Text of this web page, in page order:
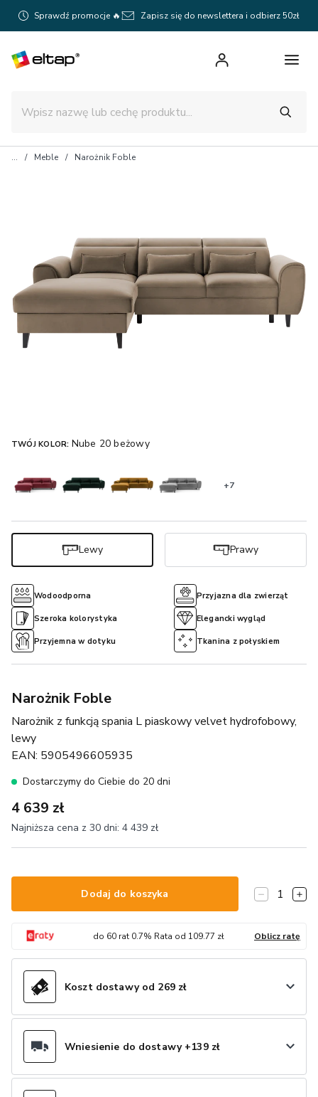
Sprawdź promocje 🔥 Zapisz się do newslettera i odbierz 50zł
Meble Narożnik Foble
Narożnik Foble
Narożnik z funkcją spania L piaskowy velvet hydrofobowy,
lewy
EAN: 5905496605935
Dostarczymy do Ciebie do 20 dni
4 639 zł
Najniższa cena z 30 dni: 4 439 zł
TWÓJ KOLOR: Nube 20 beżowy
Wodoodporna Przyjazna dla zwierząt
Szeroka kolorystyka Elegancki wygląd
Przyjemna w dotyku Tkanina z połyskiem
+7
Lewy Prawy
Dodaj do koszyka 1
do 60rat 0.7% Rata od 109.77 zł Oblicz ratę
Koszt dostawy od 269 zł
Wniesienie do dostawy +139 zł